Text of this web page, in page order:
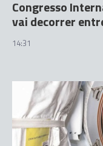
Congresso
vai decorrer
14:31